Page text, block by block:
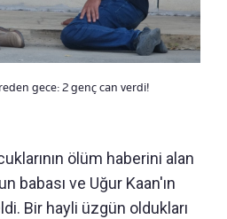
gece: 2 genç can verdi!
ölüm haberini alan
babası ve Uğur Kaan'ın
Bir hayli üzgün oldukları